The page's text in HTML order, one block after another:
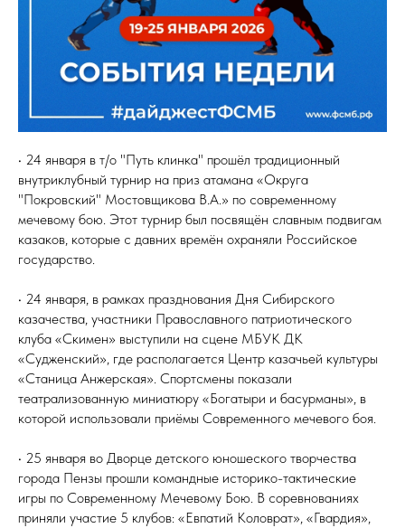
• 24 января в т/о "Путь клинка" прошёл традиционный
внутриклубный турнир на приз атамана «Округа
"Покровский" Мостовщикова В.А.» по современному
мечевому бою. Этот турнир был посвящён славным подвигам
казаков, которые с давних времён охраняли Российское
государство.
• 24 января, в рамках празднования Дня Сибирского
казачества, участники Православного патриотического
клуба «Скимен» выступили на сцене МБУК ДК
«Судженский», где располагается Центр казачьей культуры
«Станица Анжерская». Спортсмены показали
театрализованную миниатюру «Богатыри и басурманы», в
которой использовали приёмы Современного мечевого боя.
• 25 января во Дворце детского юношеского творчества
города Пензы прошли командные историко-тактические
игры по Современному Мечевому Бою. В соревнованиях
приняли участие 5 клубов: «Евпатий Коловрат», «Гвардия»,